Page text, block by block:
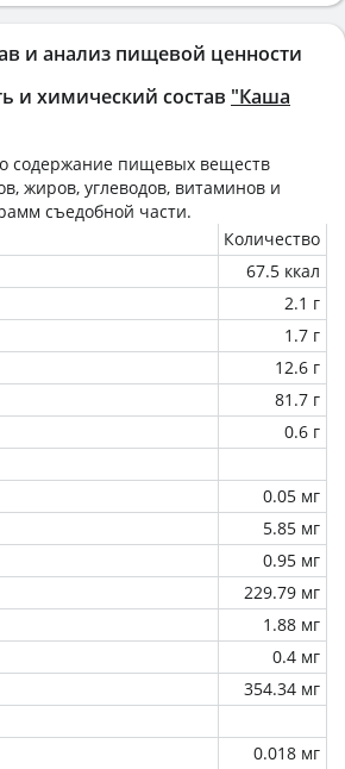
и анализ пищевой ценности
и химический состав "Каша
содержание пищевых веществ
жиров, углеводов, витаминов и
съедобной части.
Количество
67.5 ккал
2.1 г
1.7 г
12.6 г
81.7 г
0.6 г
0.05 мг
5.85 мг
0.95 мг
229.79 мг
1.88 мг
0.4 мг
354.34 мг
0.018 мг